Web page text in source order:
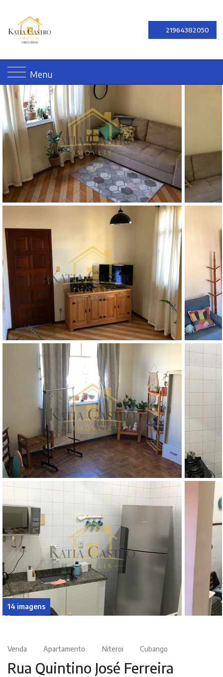
21964382050
Menu
14 imagens
Venda Apartamento Niteroi Cubango
Rua Quintino José Ferreira